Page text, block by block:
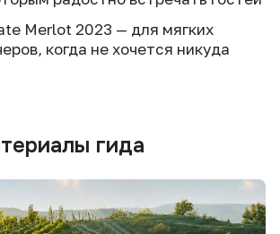
Merlot 2023 — для мягких
когда не хочется никуда
гида